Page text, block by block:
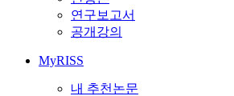
연구보고서
공개강의
MyRISS
내 추천논문